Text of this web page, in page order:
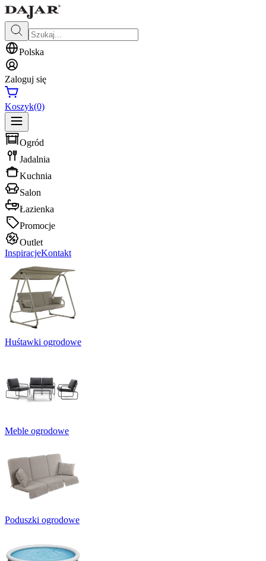
Polska
Zaloguj się
Koszyk(0)
Ogród
Jadalnia
Kuchnia
Salon
Łazienka
Promocje
Outlet
InspiracjeKontakt
Huśtawki ogrodowe
Meble ogrodowe
Poduszki ogrodowe